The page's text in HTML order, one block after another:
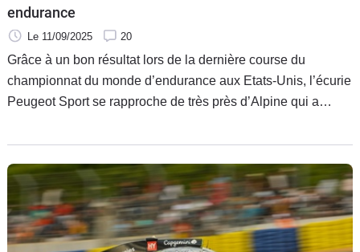
endurance
Le 11/09/2025 20
Grâce à un bon résultat lors de la dernière course du
championnat du monde d’endurance aux Etats-Unis, l’écurie
Peugeot Sport se rapproche de très près d’Alpine qui a
françaises restent cependant très loin de Ferrari, Porsche,
Cadillac et Toyota au classement constructeur.